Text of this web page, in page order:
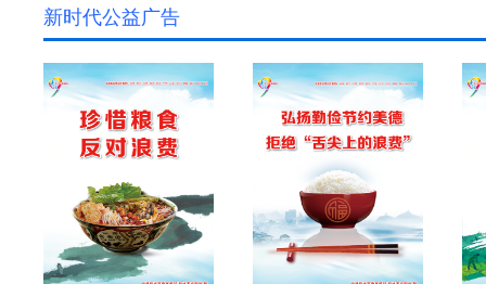
新时代公益广告